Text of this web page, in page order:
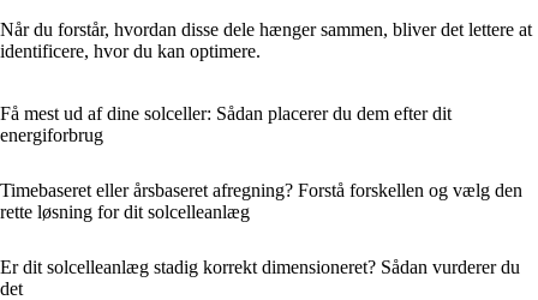
Når du forstår, hvordan disse dele hænger sammen, bliver det lettere at
identificere, hvor du kan optimere.
Få mest ud af dine solceller: Sådan placerer du dem efter dit
energiforbrug
Timebaseret eller årsbaseret afregning? Forstå forskellen og vælg den
rette løsning for dit solcelleanlæg
Er dit solcelleanlæg stadig korrekt dimensioneret? Sådan vurderer du
det